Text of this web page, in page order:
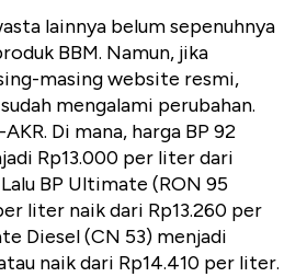
lainnya belum sepenuhnya
BBM. Namun, jika
masing website resmi,
mengalami perubahan.
Di mana, harga BP 92
Rp13.000 per liter dari
BP Ultimate (RON 95
liter naik dari Rp13.260 per
Diesel (CN 53) menjadi
naik dari Rp14.410 per liter.